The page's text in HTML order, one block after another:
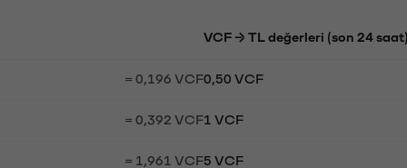
= 0,196 VCF
= 0,392 VCF
= 1,961 VCF
VCF → TL değerleri (son 24 saat)
0,50 VCF
1 VCF
5 VCF